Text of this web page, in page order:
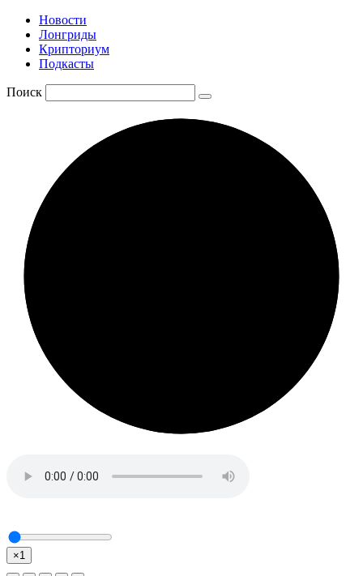
Новости
Лонгриды
Крипториум
Подкасты
Поиск
×1